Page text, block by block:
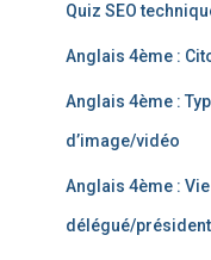
Quiz SEO
Anglais 4ème :
Anglais 4ème :
d’image/vidéo
Anglais 4ème :
délégué/